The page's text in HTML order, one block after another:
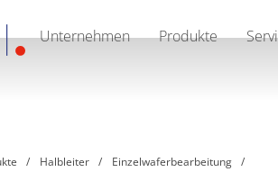
Unternehmen Produkte
Halbleiter
Einzelwaferbearbeitung